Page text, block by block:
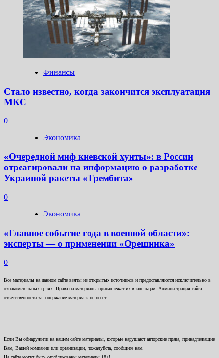
Финансы
Стало известно, когда закончится эксплуатация
МКС
0
Экономика
«Очередной миф киевской хунты»: в России
отреагировали на информацию о разработке
Украиной ракеты «Трембита»
0
Экономика
«Главное событие года в военной области»:
эксперты — о применении «Орешника»
0
Все материалы на данном сайте взяты из открытых источников и предоставляются исключительно в
ознакомительных целях. Права на материалы принадлежат их владельцам. Администрация сайта
ответственности за содержание материала не несет.
Если Вы обнаружили на нашем сайте материалы, которые нарушают авторские права, принадлежащие
Вам, Вашей компании или организации, пожалуйста, сообщите нам.